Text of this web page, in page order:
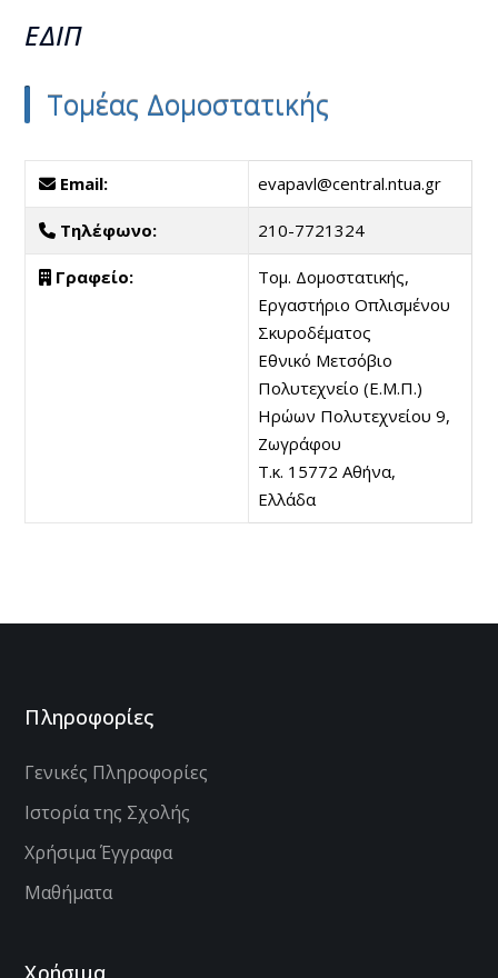
ΕΔΙΠ
Τομέας Δομοστατικής
Email: evapavl@central.ntua.gr
Τηλέφωνο: 210-7721324
Γραφείο:
Τομ. Δομοστατικής,
Εργαστήριο Οπλισμένου
Σκυροδέματος
Εθνικό Μετσόβιο
Πολυτεχνείο (Ε.Μ.Π.)
Ηρώων Πολυτεχνείου 9,
Ζωγράφου
Τ.κ. 15772 Αθήνα,
Ελλάδα
Πληροφορίες
Γενικές Πληροφορίες
Ιστορία της Σχολής
Χρήσιμα Έγγραφα
Μαθήματα
Χρήσιμα